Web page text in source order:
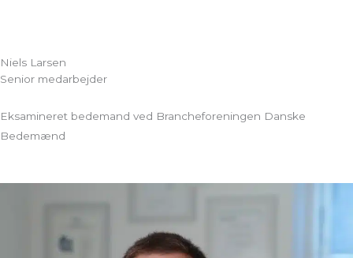
Niels Larsen
Senior medarbejder
Eksamineret bedemand ved Brancheforeningen Danske
Bedemænd